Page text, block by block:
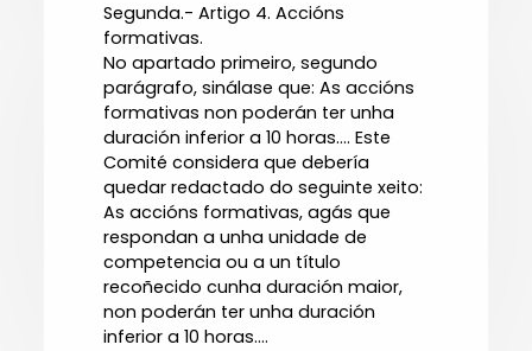
Segunda.- Artigo 4. Accións
formativas.
No apartado primeiro, segundo
parágrafo, sinálase que: As accións
formativas non poderán ter unha
duración inferior a 10 horas.... Este
Comité considera que debería
quedar redactado do seguinte xeito:
As accións formativas, agás que
respondan a unha unidade de
competencia ou a un título
recoñecido cunha duración maior,
non poderán ter unha duración
inferior a 10 horas....